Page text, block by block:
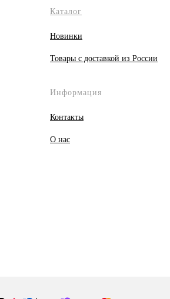
Каталог
Новинки
Товары с доставкой из России
Информация
Контакты
О нас